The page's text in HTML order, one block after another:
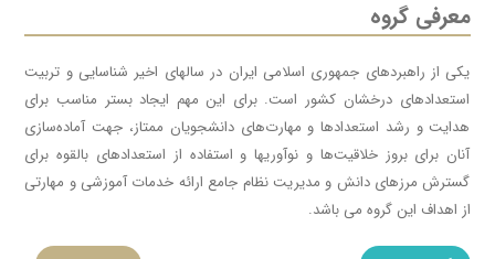
معرفی گروه
یکی از راهبردهای جمهوری اسلامی ایران در سالهای اخیر شناسایی و تربیت
استعدادهای درخشان کشور است. برای این مهم ایجاد بستر مناسب برای
هدایت و رشد استعدادها و مهارت‌های دانشجویان ممتاز، جهت آماده‌سازی
آنان برای بروز خلاقیت‌ها و نوآوریها و استفاده از استعدادهای بالقوه برای
گسترش مرزهای دانش و مدیریت نظام جامع ارائه خدمات آموزشی و مهارتی
از اهداف این گروه می باشد.